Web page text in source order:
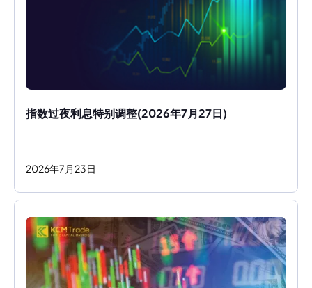
指数过夜利息特别调整(2026年7月27日)
2026年7 月 23日